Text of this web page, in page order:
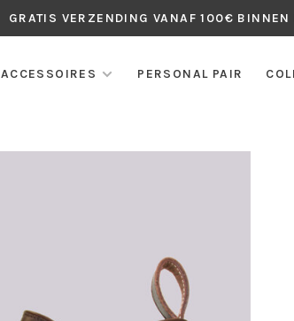
GRATIS VERZENDING VANAF 100€ BINNEN
ACCESSOIRES PERSONAL PAIR